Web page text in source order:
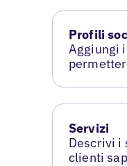
Profili
Aggiungi
Servizi
Descrivi i
clienti